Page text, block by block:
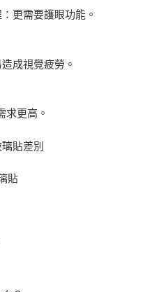
更需要護眼功能。
成視覺疲勞。
求更高。
貼差別
貼